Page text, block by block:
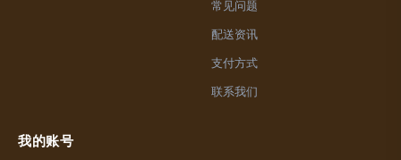
常见问题
配送资讯
支付方式
联系我们
我的账号